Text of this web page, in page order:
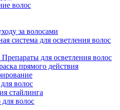
волос
за волосами
система для осветления волос
для осветления волос
прямого действия
волос
стайлинга
волос